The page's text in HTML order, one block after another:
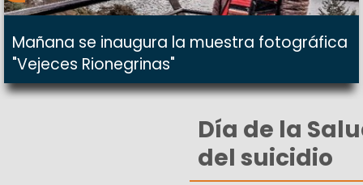
Mañana se inaugura la muestra fotográfica
"Vejeces Rionegrinas"
Día de la
del suicidio